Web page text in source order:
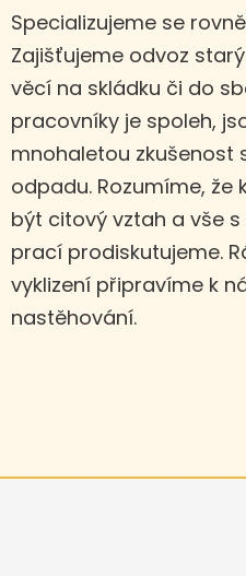
Specializujeme se
Zajišťujeme odvoz
věcí na skládku či do
pracovníky je spoleh,
mnohaletou zkušenost
odpadu. Rozumíme, že
být citový vztah a vše
prací prodiskutujeme.
vyklizení připravíme k
nastěhování.